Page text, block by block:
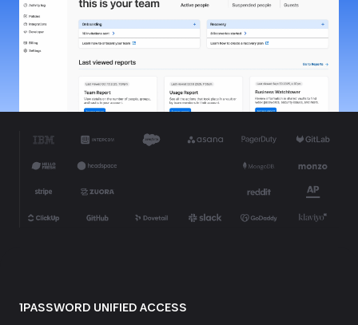
1PASSWORD UNIFIED ACCESS